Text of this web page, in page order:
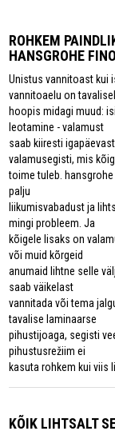
ROHKEM
HANSGROHE
Unistus vannitoast kui
vannitoaelu on
hoopis midagi muud:
leotamine - valamust
saab kiiresti
valamusegisti, mis
toime tuleb.
palju
liikumisvabadust ja
mingi probleem. Ja
kõigele lisaks on
või muid kõrgeid
anumaid lihtne selle
saab väikelast
vannitada või tema
tavalise laminaarse
pihustijoaga, segisti
pihustusrežiim ei
kasuta rohkem kui viis
KÕIK LIHTSALT